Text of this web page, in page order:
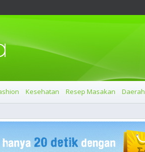
Kesehatan Resep Masakan Daerah